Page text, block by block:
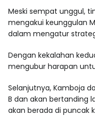
Meski sempat unggul,
mengakui keunggulan
dalam mengatur
Dengan kekalahan
mengubur harapan
Selanjutnya, Kamboja
B dan akan bertanding
akan berada di puncak